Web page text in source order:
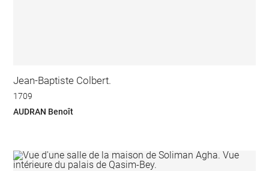
Jean-Baptiste Colbert.
1709
AUDRAN Benoît